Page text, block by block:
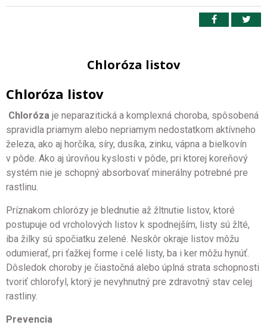
Chloróza listov
Chloróza listov
Chloróza je neparazitická a komplexná choroba, spôsobená
spravidla priamym alebo nepriamym nedostatkom aktívneho
železa, ako aj horčíka, síry, dusíka, zinku, vápna a bielkovín
v pôde. Ako aj úrovňou kyslosti v pôde, pri ktorej koreňový
systém nie je schopný absorbovať minerálny potrebné pre
rastlinu.
Príznakom chlorózy je blednutie až žltnutie listov, ktoré
postupuje od vrcholových listov k spodnejším, listy sú žlté,
iba žilky sú spočiatku zelené. Neskôr okraje listov môžu
odumierať, pri ťažkej forme i celé listy, ba i ker môžu hynúť.
Dôsledok choroby je čiastočná alebo úplná strata schopnosti
tvoriť chlorofyl, ktorý je nevyhnutný pre zdravotný stav celej
rastliny.
Prevencia